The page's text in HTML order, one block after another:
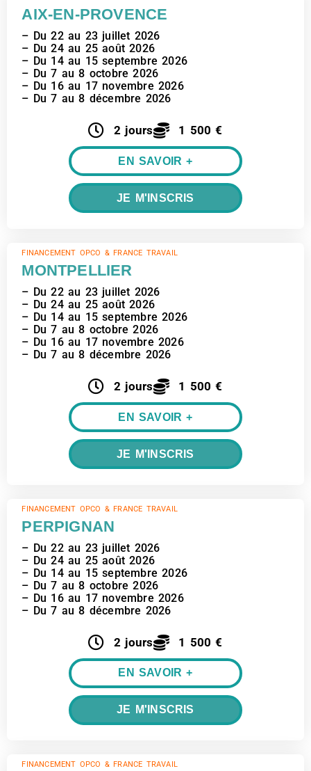
AIX-EN-PROVENCE
– Du 22 au 23 juillet 2026
– Du 24 au 25 août 2026
– Du 14 au 15 septembre 2026
– Du 7 au 8 octobre 2026
– Du 16 au 17 novembre 2026
– Du 7 au 8 décembre 2026
2 jours 1 500 €
EN SAVOIR +
JE M'INSCRIS
FINANCEMENT OPCO & FRANCE TRAVAIL
MONTPELLIER
– Du 22 au 23 juillet 2026
– Du 24 au 25 août 2026
– Du 14 au 15 septembre 2026
– Du 7 au 8 octobre 2026
– Du 16 au 17 novembre 2026
– Du 7 au 8 décembre 2026
2 jours 1 500 €
EN SAVOIR +
JE M'INSCRIS
FINANCEMENT OPCO & FRANCE TRAVAIL
PERPIGNAN
– Du 22 au 23 juillet 2026
– Du 24 au 25 août 2026
– Du 14 au 15 septembre 2026
– Du 7 au 8 octobre 2026
– Du 16 au 17 novembre 2026
– Du 7 au 8 décembre 2026
2 jours 1 500 €
EN SAVOIR +
JE M'INSCRIS
FINANCEMENT OPCO & FRANCE TRAVAIL